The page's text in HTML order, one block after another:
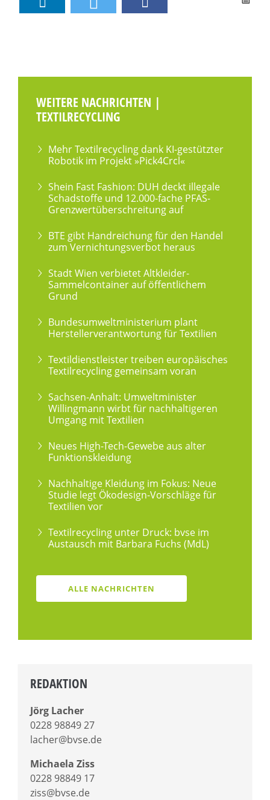
WEITERE NACHRICHTEN |
TEXTILRECYCLING
Mehr Textilrecycling dank KI-gestützter
Robotik im Projekt »Pick4Crcl«
Shein Fast Fashion: DUH deckt illegale
Schadstoffe und 12.000-fache PFAS-
Grenzwertüberschreitung auf
BTE gibt Handreichung für den Handel
zum Vernichtungsverbot heraus
Stadt Wien verbietet Altkleider-
Sammelcontainer auf öffentlichem
Grund
Bundesumweltministerium plant
Herstellerverantwortung für Textilien
Textildienstleister treiben europäisches
Textilrecycling gemeinsam voran
Sachsen-Anhalt: Umweltminister
Willingmann wirbt für nachhaltigeren
Umgang mit Textilien
Neues High-Tech-Gewebe aus alter
Funktionskleidung
Nachhaltige Kleidung im Fokus: Neue
Studie legt Ökodesign-Vorschläge für
Textilien vor
Textilrecycling unter Druck: bvse im
Austausch mit Barbara Fuchs (MdL)
ALLE NACHRICHTEN
REDAKTION
Jörg Lacher
0228 98849 27
lacher@bvse.de
Michaela Ziss
0228 98849 17
ziss@bvse.de